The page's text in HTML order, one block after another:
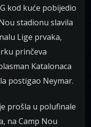
kod kuće pobijedio
stadionu slavila
Lige prvaka,
prinčeva
Katalonaca
postigao Neymar.
prošla u polufinale
na Camp Nou